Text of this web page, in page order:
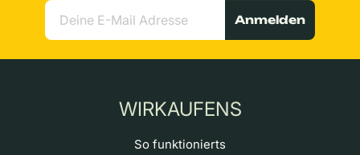
Anmelden
WIRKAUFENS
So funktionierts